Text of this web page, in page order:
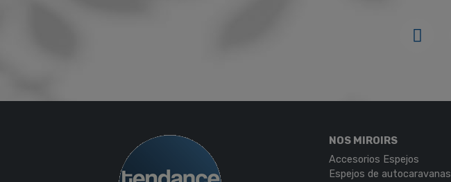
NOS MIROIRS
Accesorios Espejos
Espejos de autocaravanas